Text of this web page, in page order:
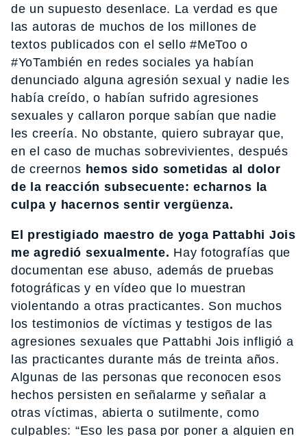
de un supuesto desenlace. La verdad es que
las autoras de muchos de los millones de
textos publicados con el sello #MeToo o
#YoTambién en redes sociales ya habían
denunciado alguna agresión sexual y nadie les
había creído, o habían sufrido agresiones
sexuales y callaron porque sabían que nadie
les creería. No obstante, quiero subrayar que,
en el caso de muchas sobrevivientes, después
de creernos hemos sido sometidas al dolor
de la reacción subsecuente: echarnos la
culpa y hacernos sentir vergüenza.
El prestigiado maestro de yoga Pattabhi Jois
me agredió sexualmente. Hay fotografías que
documentan ese abuso, además de pruebas
fotográficas y en vídeo que lo muestran
violentando a otras practicantes. Son muchos
los testimonios de víctimas y testigos de las
agresiones sexuales que Pattabhi Jois infligió a
las practicantes durante más de treinta años.
Algunas de las personas que reconocen esos
hechos persisten en señalarme y señalar a
otras víctimas, abierta o sutilmente, como
culpables: “Eso les pasa por poner a alguien en